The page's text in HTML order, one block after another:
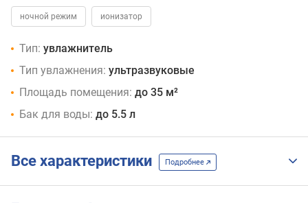
ночной режим ионизатор
Тип: увлажнитель
Тип увлажнения: ультразвуковые
Площадь помещения: до 35 м²
Бак для воды: до 5.5 л
Все характеристики Подробнее